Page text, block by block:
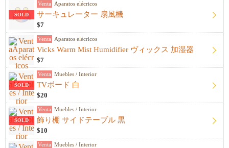
SOLD
Venta Aparatos elécricos
サーキュレーター 扇風機
$7
Venta Aparatos elécricos
Vicks Warm Mist Humidifier ヴィックス 加湿器
$7
SOLD
Venta Muebles / Interior
TVボード 白
$20
SOLD
Venta Muebles / Interior
飾り棚 サイドテーブル 黒
$10
Venta Muebles / Interior